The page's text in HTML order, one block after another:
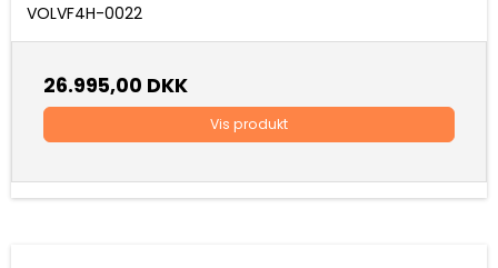
VOLVF4H-0022
26.995,00 DKK
Vis produkt